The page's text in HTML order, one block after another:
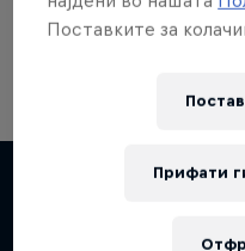
Повеќе
F1 Car
Поставките за
Прифати